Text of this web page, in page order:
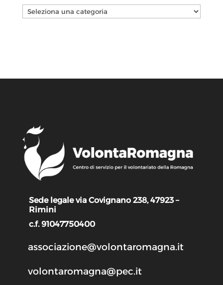
Categorie
Sede legale via Covignano 238, 47923 –
Rimini
c.f. 91047750400
associazione@volontaromagna.it
volontaromagna@pec.it